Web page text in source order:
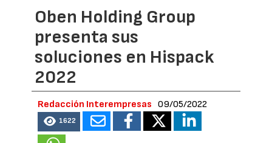
Oben Holding Group
presenta sus
soluciones en Hispack
2022
Redacción Interempresas 09/05/2022
1622